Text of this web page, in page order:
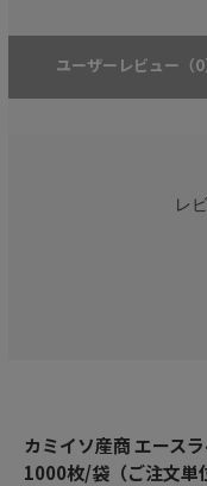
ユーザーレビュー （0
レ
カミイソ産商 エース
1000枚/袋（ご注文単